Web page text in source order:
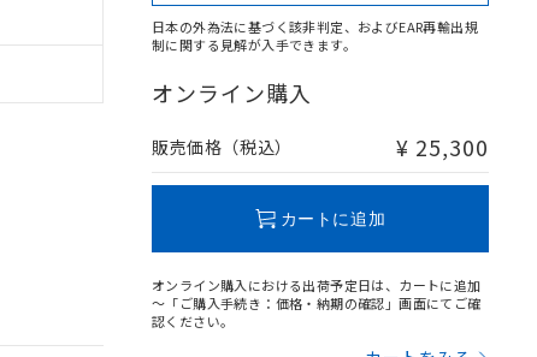
日本の外為法に基づく該非判定、およびEAR再輸出規
制に関する見解が入手できます。
オンライン購入
販売価格（税込） ¥ 25,300
カートに追加
オンライン購入における出荷予定日は、カートに追加
～「ご購入手続き：価格・納期の確認」画面にてご確
認ください。